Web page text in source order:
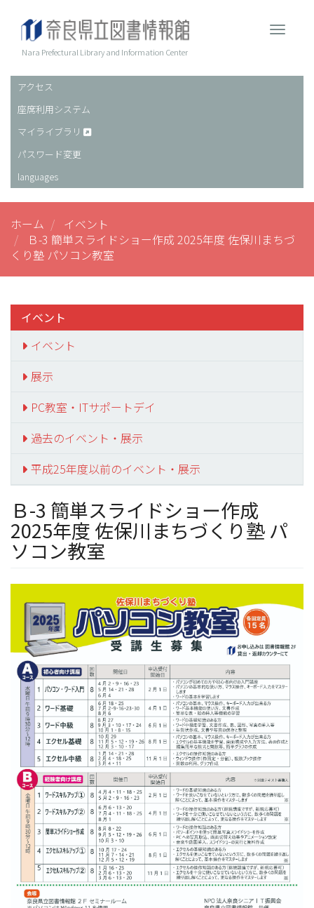
Nara Prefectural Library and Information Center
ヘ
ッ
ダ
ー
アクセス
座席利用システム
マイライブラリ
パスワード変更
languages
ホーム
イベント
Ｂ-3 簡単スライドショー作成 2025年度 佐保川まちづ
くり塾 パソコン教室
イベント
イベント
展示
PC教室・ITサポートデイ
過去のイベント・展示
平成25年度以前のイベント・展示
Ｂ-3 簡単スライドショー作成
2025年度 佐保川まちづくり塾 パ
ソコン教室